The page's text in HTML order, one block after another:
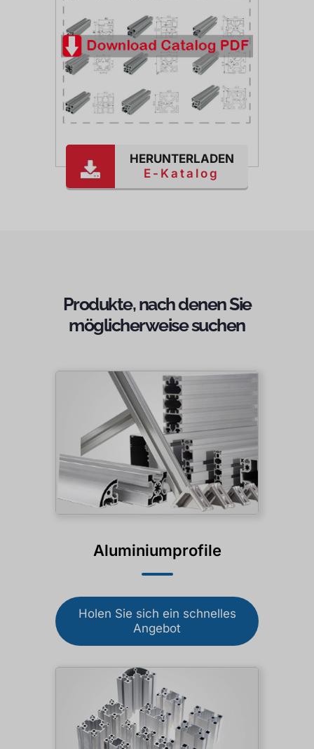
HERUNTERLADEN
E-Katalog
Produkte, nach denen Sie
möglicherweise suchen
Aluminiumprofile
Holen Sie sich ein schnelles
Angebot